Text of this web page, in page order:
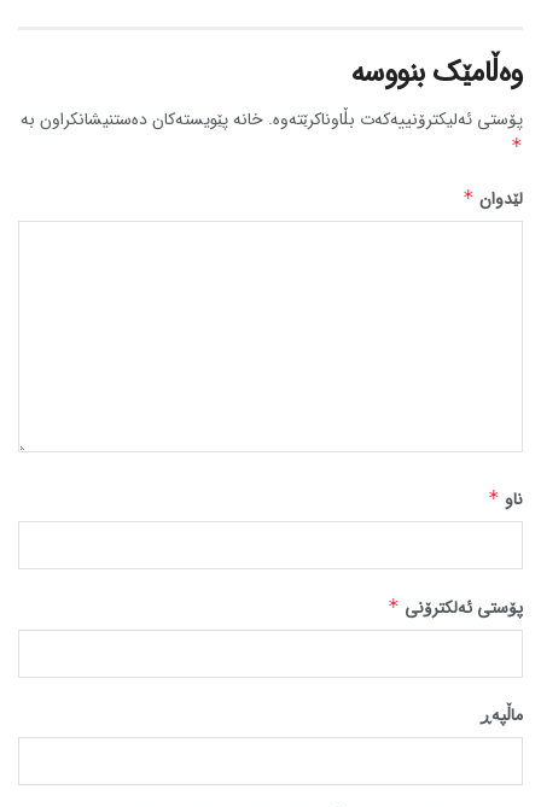
وەڵامێک بنووسە
پۆستی ئەلیکترۆنییەکەت بڵاوناکرێتەوە. خانە پێویستەکان دەستنیشانکراون بە
*
لێدوان *
ناو *
پۆستی ئەلکترۆنی *
ماڵپه‌ڕ